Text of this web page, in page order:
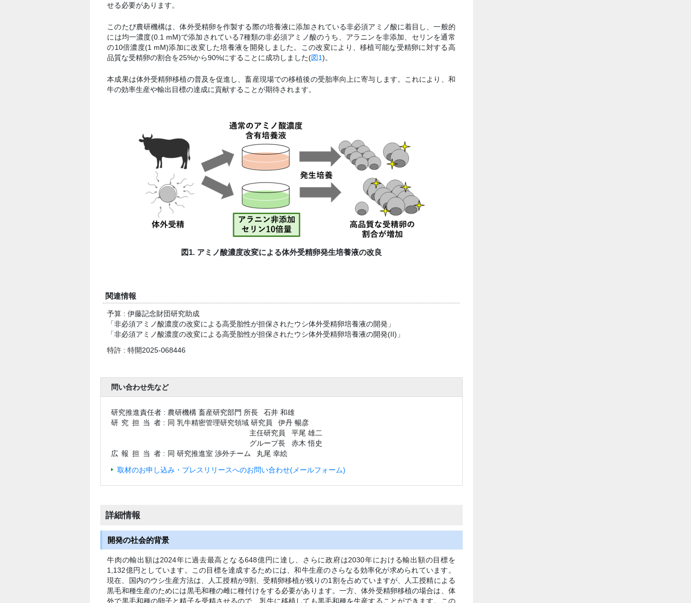
せる必要があります。
このたび農研機構は、体外受精卵を作製する際の培養液に添加されている非必須アミノ酸に着目し、一般的
には均一濃度(0.1 mM)で添加されている7種類の非必須アミノ酸のうち、アラニンを非添加、セリンを通常
の10倍濃度(1 mM)添加に改変した培養液を開発しました。この改変により、移植可能な受精卵に対する高
品質な受精卵の割合を25%から90%にすることに成功しました(図1)。
本成果は体外受精卵移植の普及を促進し、畜産現場での移植後の受胎率向上に寄与します。これにより、和
牛の効率生産や輸出目標の達成に貢献することが期待されます。
図1. アミノ酸濃度改変による体外受精卵発生培養液の改良
関連情報
予算 : 伊藤記念財団研究助成
「非必須アミノ酸濃度の改変による高受胎性が担保されたウシ体外受精卵培養液の開発」
「非必須アミノ酸濃度の改変による高受胎性が担保されたウシ体外受精卵培養液の開発(II)」
特許 : 特開2025-068446
問い合わせ先など
研究推進責任者 : 農研機構 畜産研究部門 所長
石井 和雄
研究担当者 : 同 乳牛精密管理研究領域 研究員
伊丹 暢彦
主任研究員
平尾 雄二
グループ長
赤木 悟史
広報担当者 : 同 研究推進室 渉外チーム
丸尾 幸絵
取材のお申し込み・プレスリリースへのお問い合わせ(メールフォーム)
詳細情報
開発の社会的背景
牛肉の輸出額は2024年に過去最高となる648億円に達し、さらに政府は2030年における輸出額の目標を
1,132億円としています。この目標を達成するためには、和牛生産のさらなる効率化が求められています。
現在、国内のウシ生産方法は、人工授精が9割、受精卵移植が残りの1割を占めていますが、人工授精による
黒毛和種生産のためには黒毛和種の雌に種付けをする必要があります。一方、体外受精卵移植の場合は、体
外で黒毛和種の卵子と精子を受精させるので、乳牛に移植しても黒毛和種を生産することができます。この